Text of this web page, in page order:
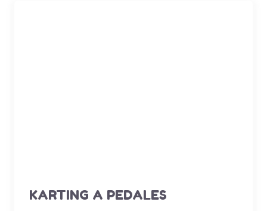
KARTING A PEDALES